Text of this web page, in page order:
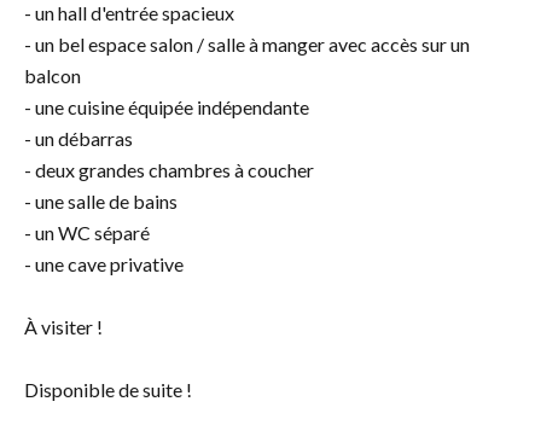
- un hall d'entrée spacieux
- un bel espace salon / salle à manger avec accès sur un
balcon
- une cuisine équipée indépendante
- un débarras
- deux grandes chambres à coucher
- une salle de bains
- un WC séparé
- une cave privative
À visiter !
Disponible de suite !